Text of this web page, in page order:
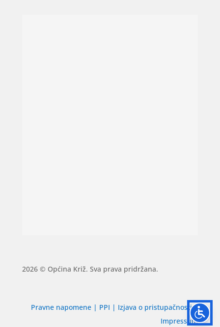
2026 © Općina Križ. Sva prava pridržana.
Pravne napomene | PPI | Izjava o pristupačnosti|
Impressum